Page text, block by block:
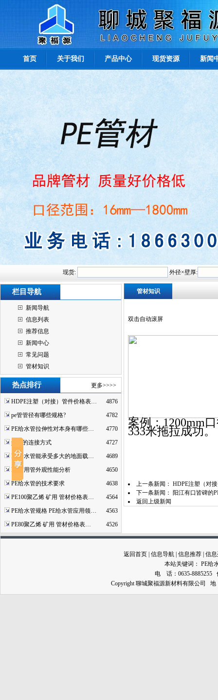
首页 关于我们 产品中心 现货资源 新闻
现货: 外径×壁厚:
栏目导航
新闻导航
信息列表
推荐信息
新闻中心
常见问题
管材知识
热点排行 更多>>>>
HDPE注塑（对接）管件价格表…
4876
pe管管径有哪些规格?
4782
PE给水管拉伸性对本身有哪些…
4770
pe管的连接方式
4727
PE给水管能承受多大的地面载…
4689
PE矿用管外观性能分析
4650
PE给水管的技术要求
4638
PE100聚乙烯 矿用 管材价格表…
4564
PE给水管规格 PE给水管应用领…
4563
PE80聚乙烯 矿用 管材价格表…
4526
管材知识
双击自动滚屏
案例：1200mm
333米拖拉成功。
上一条新闻： HDPE注塑（对
下一条新闻：
阳江有口皆碑的
返回上级新闻
返回首页 信息导航 信息推荐 信
本站关键词： PE给
电 话：0635-8885255
Copyright 聊城聚福源新材料有限公司